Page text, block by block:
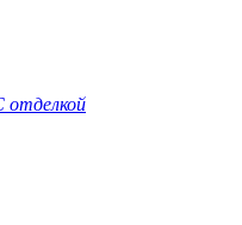
отделкой